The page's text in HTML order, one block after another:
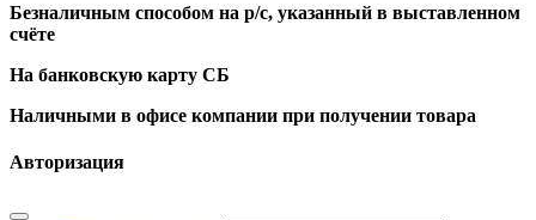
Безналичным способом на р/с, указанный в выставленном
счёте
На банковскую карту СБ
Наличными в офисе компании при получении товара
Авторизация